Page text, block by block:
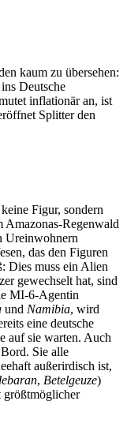
kaum zu übersehen:
Deutsche
inflationär an, ist
Splitter den
Figur, sondern
Amazonas-Regenwald
Ureinwohnern
das den Figuren
Dies muss ein Alien
gewechselt hat, sind
MI-6-Agentin
und Namibia, wird
eine deutsche
auf sie warten. Auch
Sie alle
außerirdisch ist,
, Betelgeuze)
größtmöglicher